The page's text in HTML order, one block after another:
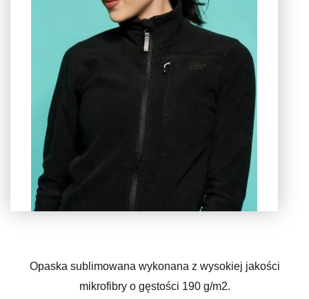
Opaska sublimowana wykonana z wysokiej jakości
mikrofibry o gęstości 190 g/m2.